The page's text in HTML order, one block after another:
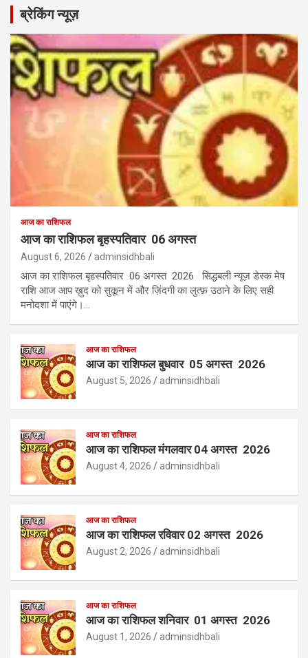
ब्रेकिंग न्यूज़
आज का राशिफल
आज का राशिफल बृहस्पतिवार 06 अगस्त
August 6, 2026 adminsidhbali
आज का राशिफल बृहस्पतिवार 06 अगस्त 2026 सिद्धबली न्यूज़ डेस्क मेष
राशि आज आप ख़ुद को सुकून में और ज़िंदगी का लुत्फ़ उठाने के लिए सही
मनोदशा में पाएंगे।…
आज का राशिफल
आज का राशिफल बुधवार 05 अगस्त 2026
August 5, 2026 adminsidhbali
आज का राशिफल
आज का राशिफल मंगलवार 04 अगस्त 2026
August 4, 2026 adminsidhbali
आज का राशिफल
आज का राशिफल रविवार 02 अगस्त 2026
August 2, 2026 adminsidhbali
आज का राशिफल
आज का राशिफल शनिवार 01 अगस्त 2026
August 1, 2026 adminsidhbali